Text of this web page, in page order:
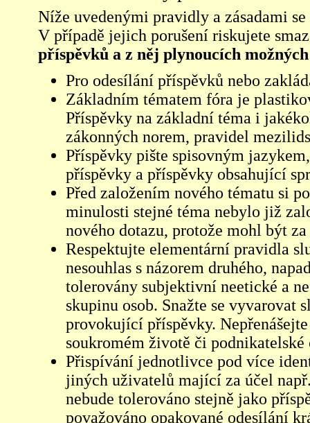
Níže uvedenými pravidly a zásadami
V případě jejich porušení riskujete
příspěvků a z něj plynoucích
Pro odesílání příspěvků nebo
Základním tématem fóra je
Příspěvky na základní téma i
zákonných norem, pravidel
Příspěvky pište spisovným
příspěvky a příspěvky obsahující
Před založením nového tématu si
minulosti stejné téma nebylo již
nového dotazu, protože mohl být
Respektujte elementární pravidla
nesouhlas s názorem druhého,
tolerovány subjektivní neetické a
skupinu osob. Snažte se vyvarovat
provokující příspěvky.
soukromém životě či podnikatelské
Přispívání jednotlivce pod více
jiných uživatelů mající za účel
nebude tolerováno stejně jako
považováno opakované odesílání